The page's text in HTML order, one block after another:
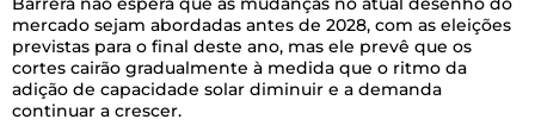
mercado sejam abordadas antes de 2028, com as eleições
previstas para o final deste ano, mas ele prevê que os
cortes cairão gradualmente à medida que o ritmo da
adição de capacidade solar diminuir e a demanda
continuar a crescer.